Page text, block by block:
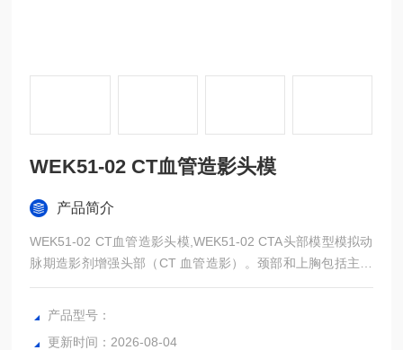
WEK51-02 CT血管造影头模
产品简介
WEK51-02 CT血管造影头模,WEK51-02 CTA头部模型模拟动
脉期造影剂增强头部（CT 血管造影）。颈部和上胸包括主动
脉弓和第五胸椎。顶点被包括在内，直到皮肤水平以下约 0.5
厘米。胸廓模体部分不包括通常不属于 CTA 检查的肩部和背
产品型号：
更新时间：2026-08-04